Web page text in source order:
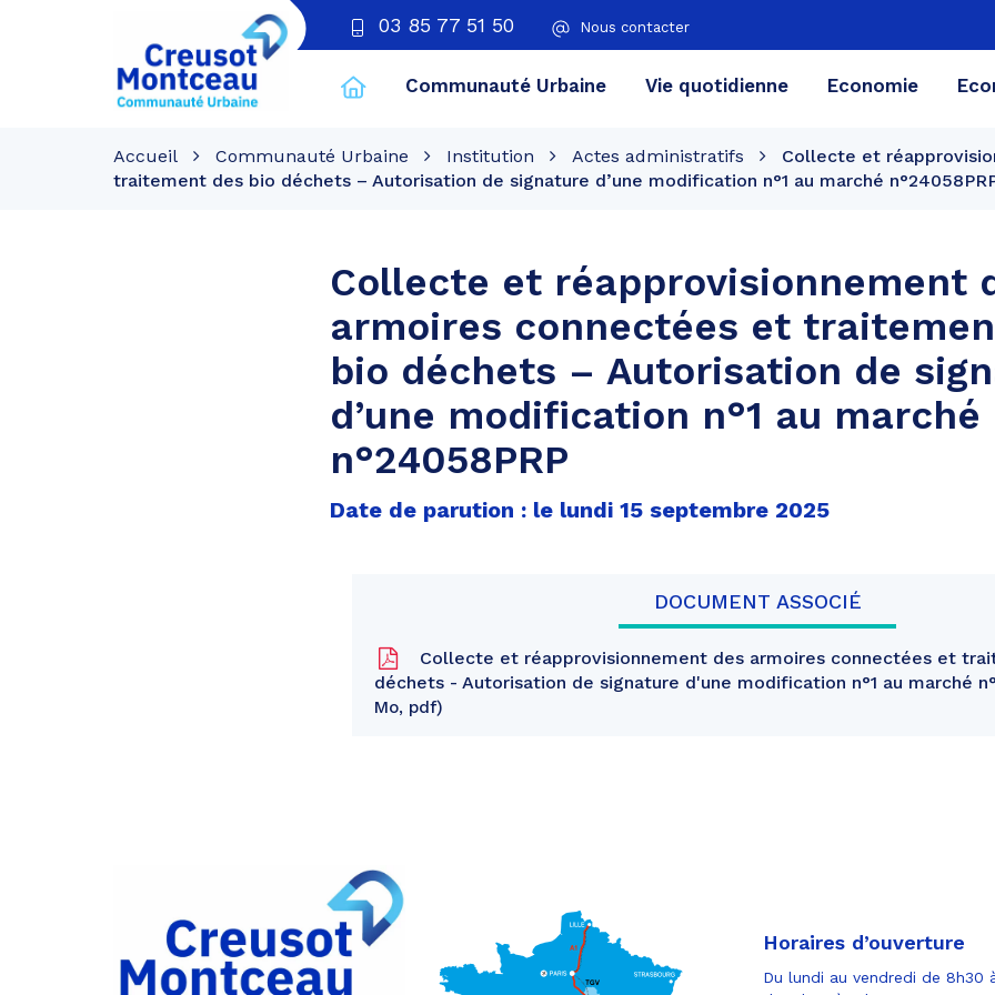
03 85 77 51 50 Nous contacter
Creusot
Montceau
Communauté Urbaine Vie quotidienne Economie
Accueil Communauté Urbaine Institution Actes administratifs
Collecte et
traitement des bio déchets – Autorisation de signature d’une modification n°1 au marché
Collecte et réapprovisionnement
armoires connectées et
bio déchets – Autorisation de
d’une modification n°1 au marché
n°24058PRP
Date de parution : le lundi 15 septembre 2025
DOCUMENT ASSOCIÉ
Collecte et réapprovisionnement des armoires connectées et
déchets - Autorisation de signature d'une modification n°1 au marché
Mo, pdf
Partager
sur
Facebook
Partager
Horaires d’ouverture
Du lundi au vendredi de 8h30